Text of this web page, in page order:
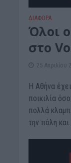
ΔΙΆΦΟΡΑ
Όλοι
στο
25 Απριλίου
Η Αθήνα
ποικιλία
πολλά
την πόλη και...